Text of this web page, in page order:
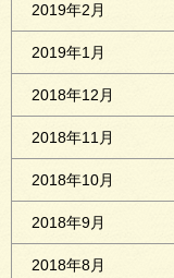
2019年2月
2019年1月
2018年12月
2018年11月
2018年10月
2018年9月
2018年8月